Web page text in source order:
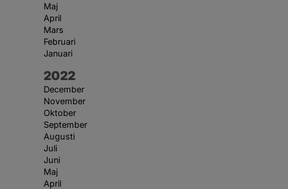
Maj
April
Mars
Februari
Januari
År:
2022
December
November
Oktober
September
Augusti
Juli
Juni
Maj
April